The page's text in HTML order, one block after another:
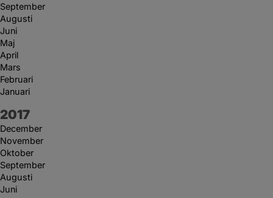
September
Augusti
Juni
Maj
April
Mars
Februari
Januari
År:
2017
December
November
Oktober
September
Augusti
Juni